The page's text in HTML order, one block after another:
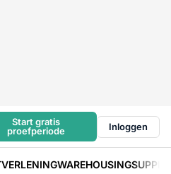
Start gratis
proefperiode
Inloggen
WAREHOUSING